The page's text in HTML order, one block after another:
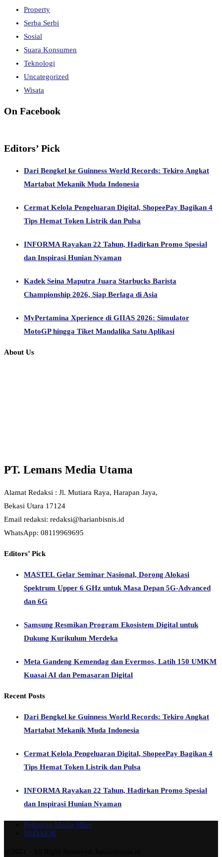
Property
Serba Serbi
Sosial
Suara Konsumen
Teknologi
Uncategorized
Wisata
On Facebook
Editors’ Pick
Dari Bengkel ke Guinness World Records: Tekiro Angkat
Martabat Mekanik Muda Indonesia
Cermat Kelola Pengeluaran Digital, ShopeePay Bagikan 4
Tips Hemat Token Listrik dan Pulsa
INFORMA Rayakan 22 Tahun, Hadirkan Promo Spesial
dan Inspirasi Hunian Nyaman
Kadek Seina Maputra Juara Starbucks Barista
Championship 2026, Siap Berlaga di Asia
MyPertamina Xperience di GIIAS 2026: Simulator
MotoGP hingga Tiket Mandalika Satu Aplikasi
About Us
PT. Lemans Media Utama
Alamat Redaksi : Jl. Mutiara Raya, Harapan Jaya,
Bekasi Utara 17124
Email redaksi: redaksi@harianbisnis.id
WhatsApp: 08119969695
Editors’ Pick
MASTEL Gelar Seminar Nasional, Dorong Alokasi
Spektrum Upper 6 GHz untuk Masa Depan 5G-Advanced
dan 6G
Samsung Resmikan Program Ekosistem Digital untuk
Dukung Kurikulum Merdeka
Meta Gandeng Kemendag dan Evermos, Latih 150 UMKM
Kuasai AI dan Pemasaran Digital
Recent Posts
Dari Bengkel ke Guinness World Records: Tekiro Angkat
Martabat Mekanik Muda Indonesia
Cermat Kelola Pengeluaran Digital, ShopeePay Bagikan 4
Tips Hemat Token Listrik dan Pulsa
INFORMA Rayakan 22 Tahun, Hadirkan Promo Spesial
dan Inspirasi Hunian Nyaman
Pedoman Media Siber
REDAKSI